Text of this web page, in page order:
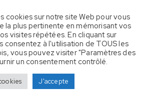
“vague”
cookies sur notre site Web pour vous
la plus pertinente en mémorisant vos
visites répétées. En cliquant sur
consentez à l'utilisation de TOUS les
vous pouvez visiter "Paramètres des
un consentement contrôlé.
J'accepte